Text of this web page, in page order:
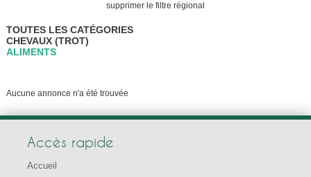
supprimer le filtre régional
TOUTES LES CATÉGORIES
CHEVAUX (TROT)
ALIMENTS
Aucune annonce n'a été trouvée
Accès rapide
Accueil